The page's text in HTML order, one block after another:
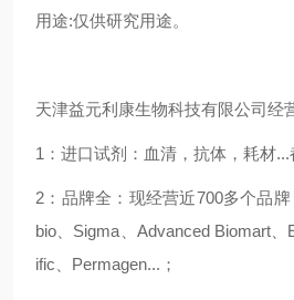
用途:仅供研究用途。
天津益元利康生物科技有限公司经
1：进口试剂：血清，抗体，耗材...
2：品牌全：现经营近700多个品
bio、Sigma、Advanced Biomart
ific、Permagen...；